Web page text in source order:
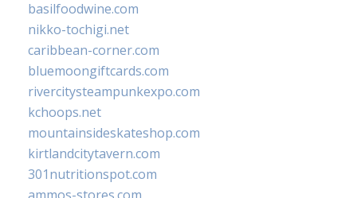
basilfoodwine.com
nikko-tochigi.net
caribbean-corner.com
bluemoongiftcards.com
rivercitysteampunkexpo.com
kchoops.net
mountainsideskateshop.com
kirtlandcitytavern.com
301nutritionspot.com